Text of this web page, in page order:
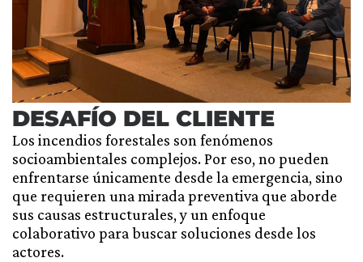
DESAFÍO DEL CLIENTE
Los incendios forestales son fenómenos
socioambientales complejos. Por eso, no pueden
enfrentarse únicamente desde la emergencia, sino
que requieren una mirada preventiva que aborde
sus causas estructurales, y un enfoque
colaborativo para buscar soluciones desde los
actores.